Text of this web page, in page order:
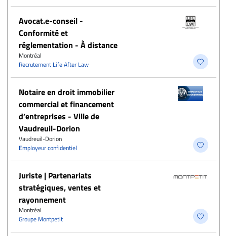
​Avocat.e-conseil -
Conformité et
réglementation - À distance
Montréal
Recrutement Life After Law
Notaire en droit immobilier
commercial et financement
d’entreprises - Ville de
Vaudreuil-Dorion
Vaudreuil-Dorion
Employeur confidentiel
Juriste | Partenariats
stratégiques, ventes et
rayonnement
Montréal
Groupe Montpetit